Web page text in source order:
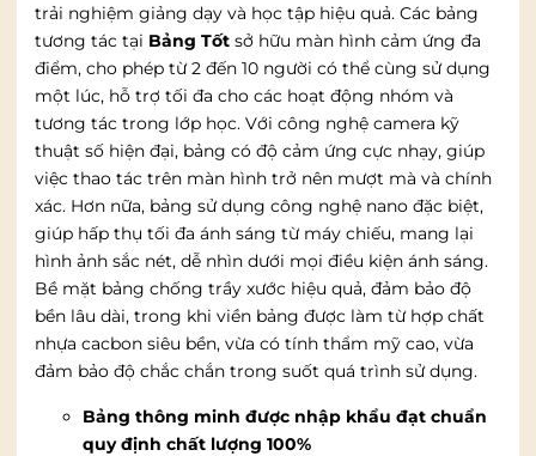
trải nghiệm giảng dạy và học tập hiệu quả. Các bảng
tương tác tại Bảng Tốt sở hữu màn hình cảm ứng đa
điểm, cho phép từ 2 đến 10 người có thể cùng sử dụng
một lúc, hỗ trợ tối đa cho các hoạt động nhóm và
tương tác trong lớp học. Với công nghệ camera kỹ
thuật số hiện đại, bảng có độ cảm ứng cực nhạy, giúp
việc thao tác trên màn hình trở nên mượt mà và chính
xác. Hơn nữa, bảng sử dụng công nghệ nano đặc biệt,
giúp hấp thụ tối đa ánh sáng từ máy chiếu, mang lại
hình ảnh sắc nét, dễ nhìn dưới mọi điều kiện ánh sáng.
Bề mặt bảng chống trầy xước hiệu quả, đảm bảo độ
bền lâu dài, trong khi viền bảng được làm từ hợp chất
nhựa cacbon siêu bền, vừa có tính thẩm mỹ cao, vừa
đảm bảo độ chắc chắn trong suốt quá trình sử dụng.
Bảng thông minh được nhập khẩu đạt chuẩn
quy định chất lượng 100%